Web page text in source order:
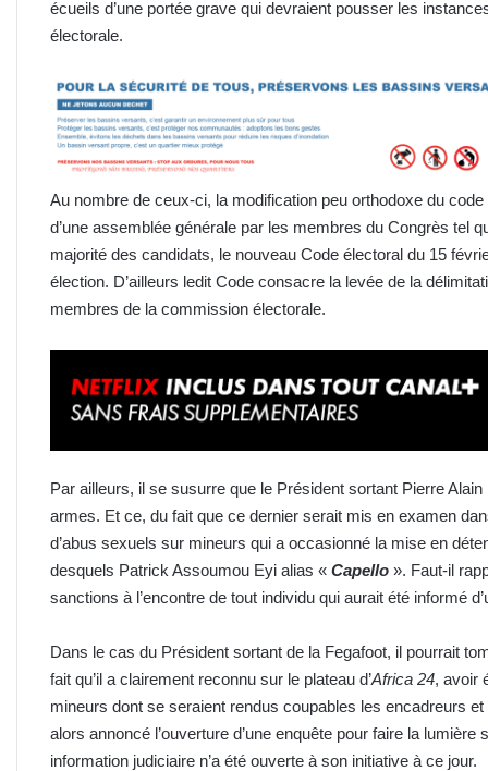
écueils d’une portée grave qui devraient pousser les
électorale.
Au nombre de ceux-ci, la modification peu orthodoxe du
d’une assemblée générale par les membres du Congrès tel
majorité des candidats, le nouveau Code électoral du 15
élection. D’ailleurs ledit Code consacre la levée de la
membres de la commission électorale.
Par ailleurs, il se susurre que le Président sortant Pierre
armes. Et ce, du fait que ce dernier serait mis en examen
d’abus sexuels sur mineurs qui a occasionné la mise en
desquels Patrick Assoumou Eyi alias « Capello ». Faut-il
sanctions à l’encontre de tout individu qui aurait été informé
Dans le cas du Président sortant de la Fegafoot, il pourrait
fait qu’il a clairement reconnu sur le plateau d’Africa 24, avoir
mineurs dont se seraient rendus coupables les encadreurs
alors annoncé l’ouverture d’une enquête pour faire la
information judiciaire n’a été ouverte à son initiative à ce jour.